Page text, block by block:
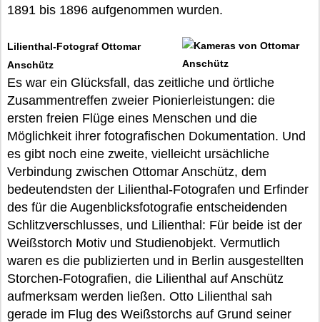
1891 bis 1896 aufgenommen wurden.
Lilienthal-Fotograf Ottomar
Anschütz
Es war ein Glücksfall, das zeitliche und örtliche
Zusammentreffen zweier Pionierleistungen: die
ersten freien Flüge eines Menschen und die
Möglichkeit ihrer fotografischen Dokumentation. Und
es gibt noch eine zweite, vielleicht ursächliche
Verbindung zwischen Ottomar Anschütz, dem
bedeutendsten der Lilienthal-Fotografen und Erfinder
des für die Augenblicksfotografie entscheidenden
Schlitzverschlusses, und Lilienthal: Für beide ist der
Weißstorch Motiv und Studienobjekt. Vermutlich
waren es die publizierten und in Berlin ausgestellten
Storchen-Fotografien, die Lilienthal auf Anschütz
aufmerksam werden ließen. Otto Lilienthal sah
gerade im Flug des Weißstorchs auf Grund seiner